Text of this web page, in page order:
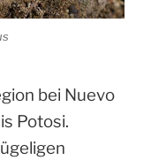
bei Nuevo
Potosi.